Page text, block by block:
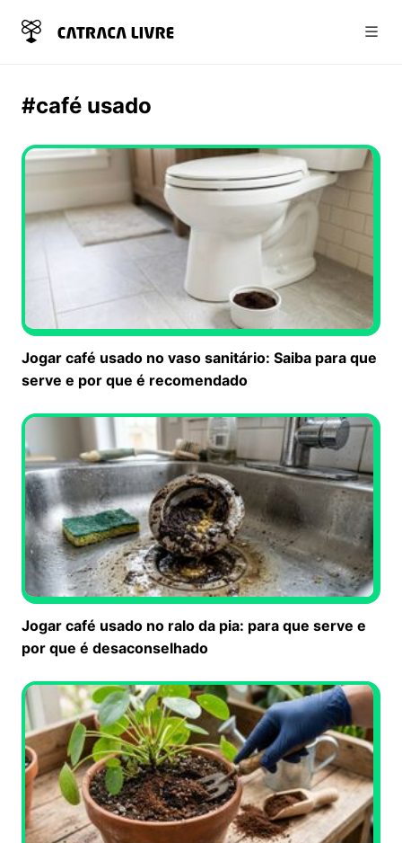
#café usado
Jogar café usado no vaso sanitário: Saiba para que
serve e por que é recomendado
Jogar café usado no ralo da pia: para que serve e
por que é desaconselhado